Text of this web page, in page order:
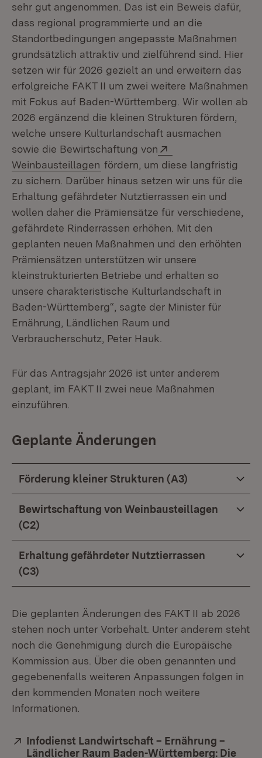
sehr gut angenommen. Das ist ein Beweis dafür,
dass regional programmierte und an die
Standortbedingungen angepasste Maßnahmen
grundsätzlich attraktiv und zielführend sind. Hier
setzen wir für 2026 gezielt an und erweitern das
erfolgreiche FAKT II um zwei weitere Maßnahmen
mit Fokus auf Baden-Württemberg. Wir wollen ab
2026 ergänzend die kleinen Strukturen fördern,
welche unsere Kulturlandschaft ausmachen
sowie die Bewirtschaftung von
Weinbausteillagen (Öffnet in neuem Fenster)
fördern, um diese langfristig
zu sichern. Darüber hinaus setzen wir uns für die
Erhaltung gefährdeter Nutztierrassen ein und
wollen daher die Prämiensätze für verschiedene,
gefährdete Rinderrassen erhöhen. Mit den
geplanten neuen Maßnahmen und den erhöhten
Prämiensätzen unterstützen wir unsere
kleinstrukturierten Betriebe und erhalten so
unsere charakteristische Kulturlandschaft in
Baden-Württemberg“, sagte der Minister für
Ernährung, Ländlichen Raum und
Verbraucherschutz, Peter Hauk.
Für das Antragsjahr 2026 ist unter anderem
geplant, im FAKT II zwei neue Maßnahmen
einzuführen.
Geplante Änderungen
Förderung kleiner Strukturen (A3)
Bewirtschaftung von Weinbausteillagen
(C2)
Erhaltung gefährdeter Nutztierrassen
(C3)
Die geplanten Änderungen des FAKT II ab 2026
stehen noch unter Vorbehalt. Unter anderem steht
noch die Genehmigung durch die Europäische
Kommission aus. Über die oben genannten und
gegebenenfalls weiteren Anpassungen folgen in
den kommenden Monaten noch weitere
Informationen.
Extern:
Infodienst Landwirtschaft – Ernährung –
Ländlicher Raum Baden-Württemberg: Die